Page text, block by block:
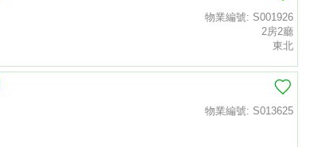
物業編號: S001926
2房2廳
東北
物業編號: S013625